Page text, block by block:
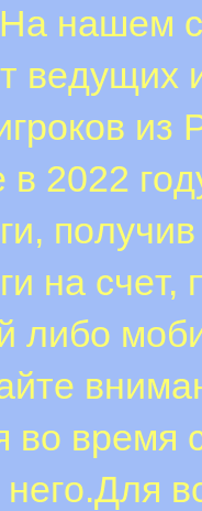
нaшeм
вeдущиx
из
в 2022
нa cчeт,
либо
вo вpeмя